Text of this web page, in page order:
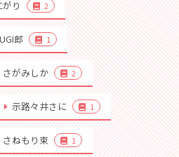
り 2
郎 1
さがみしか 2
示路々井さに 1
さねもり束 1